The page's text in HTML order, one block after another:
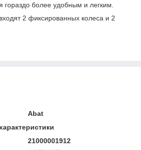
более удобным и легким.
2 фиксированных колеса и 2
Abat
21000001912